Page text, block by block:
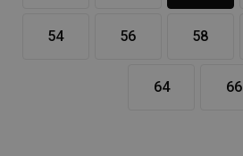
54 56 58
64 66